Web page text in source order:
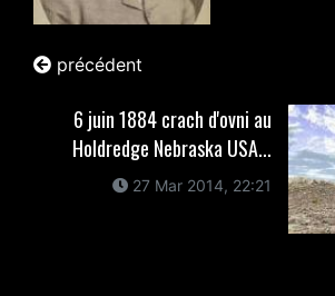
précédent
6 juin 1884 crach d'ovni au
Holdredge Nebraska USA...
27 Mar 2014, 22:21